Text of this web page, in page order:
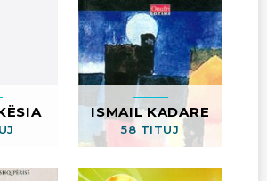
ISMAIL KADARE
58 TITUJ